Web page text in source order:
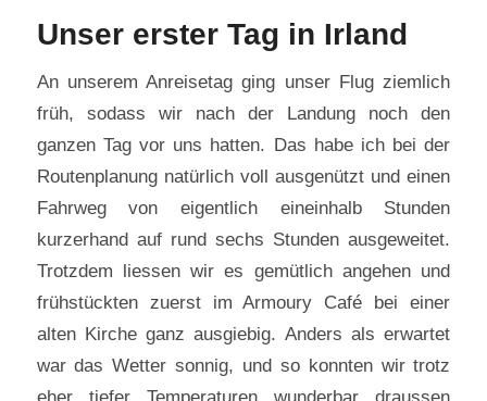
Unser erster Tag in Irland
An unserem Anreisetag ging unser Flug ziemlich
früh, sodass wir nach der Landung noch den
ganzen Tag vor uns hatten. Das habe ich bei der
Routenplanung natürlich voll ausgenützt und einen
Fahrweg von eigentlich eineinhalb Stunden
kurzerhand auf rund sechs Stunden ausgeweitet.
Trotzdem liessen wir es gemütlich angehen und
frühstückten zuerst im Armoury Café bei einer
alten Kirche ganz ausgiebig. Anders als erwartet
war das Wetter sonnig, und so konnten wir trotz